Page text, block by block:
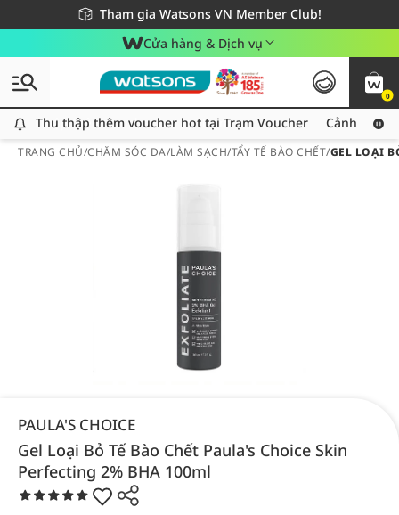
Tham gia Watsons VN Member Club!
Miễn phí giao hàng cho đơn hàng từ 249,000Đ
Giao hàng nhanh 24h - Áp dụng khu vực TP. Hồ Chí Minh
Cửa hàng & Dịch vụ
0
Thu thập thêm voucher hot tại Trạm Voucher
Thu thập thêm voucher hot tại Trạm Voucher Cảnh báo
TRANG CHỦ/CHĂM SÓC DA/LÀM SẠCH/TẨY TẾ BÀO CHẾT/GEL LOẠI
PAULA'S CHOICE
Gel Loại Bỏ Tế Bào Chết Paula's Choice Skin
Perfecting 2% BHA 100ml